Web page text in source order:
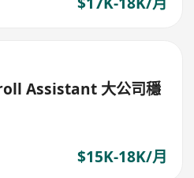
Assistant 大公司穩
$15K-18K/月